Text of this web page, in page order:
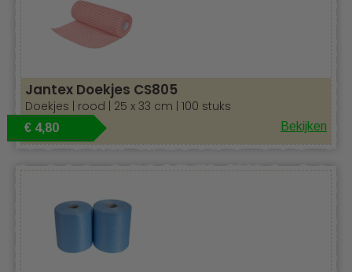
Jantex Doekjes CS805
Doekjes | rood | 25 x 33 cm | 100 stuks
€ 4,80 Bekijken